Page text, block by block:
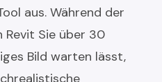
aus. Während der
Revit Sie über 30
Bild warten lässt,